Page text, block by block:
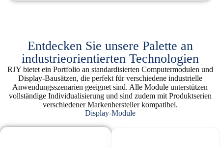
Entdecken Sie unsere Palette an
industrieorientierten Technologien
RJY bietet ein Portfolio an standardisierten Computermodulen und
Display-Bausätzen, die perfekt für verschiedene industrielle
Anwendungsszenarien geeignet sind. Alle Module unterstützen
vollständige Individualisierung und sind zudem mit Produktserien
verschiedener Markenhersteller kompatibel.
Display-Module